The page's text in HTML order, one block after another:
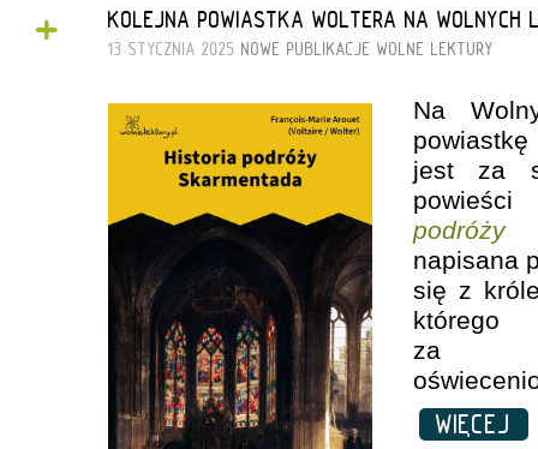
+ KOLEJNA POWIASTKA WOLTERA NA WOLNYCH
13 STYCZNIA 2025 NOWE PUBLIKACJE WOLNE LEKTURY
Na
jest za
podróży
napisana
się z
którego
za
WIĘCEJ